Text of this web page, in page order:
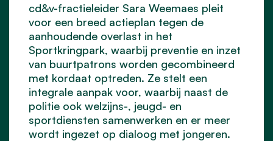
cd&v-fractieleider Sara Weemaes pleit
voor een breed actieplan tegen de
aanhoudende overlast in het
Sportkringpark, waarbij preventie en inzet
van buurtpatrons worden gecombineerd
met kordaat optreden. Ze stelt een
integrale aanpak voor, waarbij naast de
politie ook welzijns-, jeugd- en
sportdiensten samenwerken en er meer
wordt ingezet op dialoog met jongeren.